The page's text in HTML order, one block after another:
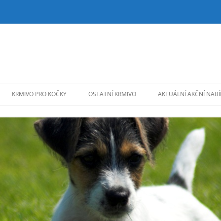
KRMIVO PRO KOČKY OSTATNÍ KRMIVO AKTUÁLNÍ AKČNÍ